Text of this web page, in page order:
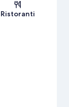
Ristoranti